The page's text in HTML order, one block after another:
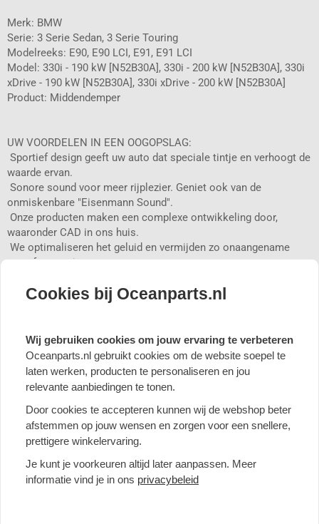
Merk: BMW
Serie: 3 Serie Sedan, 3 Serie Touring
Modelreeks: E90, E90 LCI, E91, E91 LCI
Model: 330i - 190 kW [N52B30A], 330i - 200 kW [N52B30A], 330i
xDrive - 190 kW [N52B30A], 330i xDrive - 200 kW [N52B30A]
Product: Middendemper
UW VOORDELEN IN EEN OOGOPSLAG:
 Sportief design geeft uw auto dat speciale tintje en verhoogt de
waarde ervan.
 Sonore sound voor meer rijplezier. Geniet ook van de
onmiskenbare "Eisenmann Sound".
 Onze producten maken een complexe ontwikkeling door,
waaronder CAD in ons huis.
 We optimaliseren het geluid en vermijden zo onaangename
stoorfrequenties.
koppel.
 Sportkatalysatoren - verminderen de tegendruk en
 Verschillende uitlaatvarianten.
 Uitlaatkleptechnologie voor een maximale geluidservaring.
 Traditionele fabricage "Made in Germany".
 Met EG-typegoedkeuring of als geluidsgeoptimaliseerde export-
FABRICAGE VOOR VEELEISENDE MENSEN
Bij Eisenmann Exhaust Systems wordt elk product traditioneel
met de hand gemaakt en op maat gemaakt. Hierdoor kunnen wij
onze klanten tal van mogelijkheden bieden, afhankelijk van hun
persoonlijke wensen en voertuig. Wij leveren altijd een uniek
item met een kwaliteitsverschil dat u kunt zien, horen - en
Cookies bij Oceanparts.nl
Wij gebruiken cookies om jouw ervaring te verbeteren
Oceanparts.nl gebruikt cookies om de website soepel te
laten werken, producten te personaliseren en jou
relevante aanbiedingen te tonen.
Door cookies te accepteren kunnen wij de webshop beter
afstemmen op jouw wensen en zorgen voor een snellere,
prettigere winkelervaring.
Je kunt je voorkeuren altijd later aanpassen. Meer
informatie vind je in ons privacybeleid